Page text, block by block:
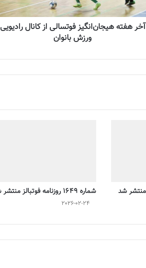
آخر هفته هیجان‌انگیز فوتسالی از کانال رادیویی
ورزش بانوان
شماره 1649 روزنامه فوتبالز منتشر شد
2026-02-24